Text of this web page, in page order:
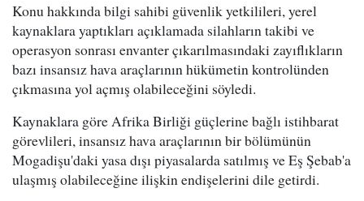
Konu hakkında bilgi sahibi güvenlik yetkilileri, yerel
kaynaklara yaptıkları açıklamada silahların takibi ve
operasyon sonrası envanter çıkarılmasındaki zayıflıkların
bazı insansız hava araçlarının hükümetin kontrolünden
çıkmasına yol açmış olabileceğini söyledi.
Kaynaklara göre Afrika Birliği güçlerine bağlı istihbarat
görevlileri, insansız hava araçlarının bir bölümünün
Mogadişu'daki yasa dışı piyasalarda satılmış ve Eş Şebab'a
ulaşmış olabileceğine ilişkin endişelerini dile getirdi.